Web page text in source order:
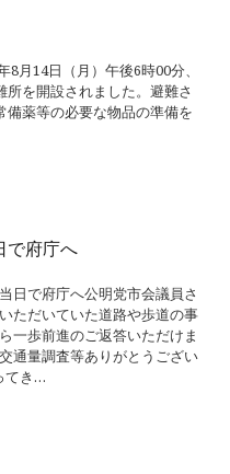
8月14日（月）午後6時00分、
を開設されました。避難さ
薬等の必要な物品の準備を
で府庁へ
日で府庁へ公明党市会議員さ
ただいていた道路や歩道の事
一歩前進のご返答いただけま
通量調査等ありがとうござい
てき…